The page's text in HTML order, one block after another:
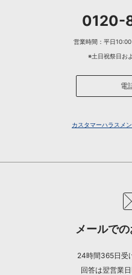
0120-
営業時間：平日
※土日祝祭日お
電
カスタマーハラスメ
メールで
24時間365日受
回答は翌営業